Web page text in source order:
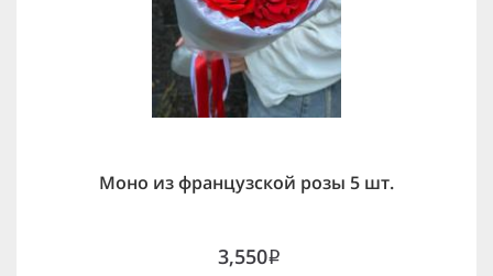
Моно из французской розы 5 шт.
3,550i